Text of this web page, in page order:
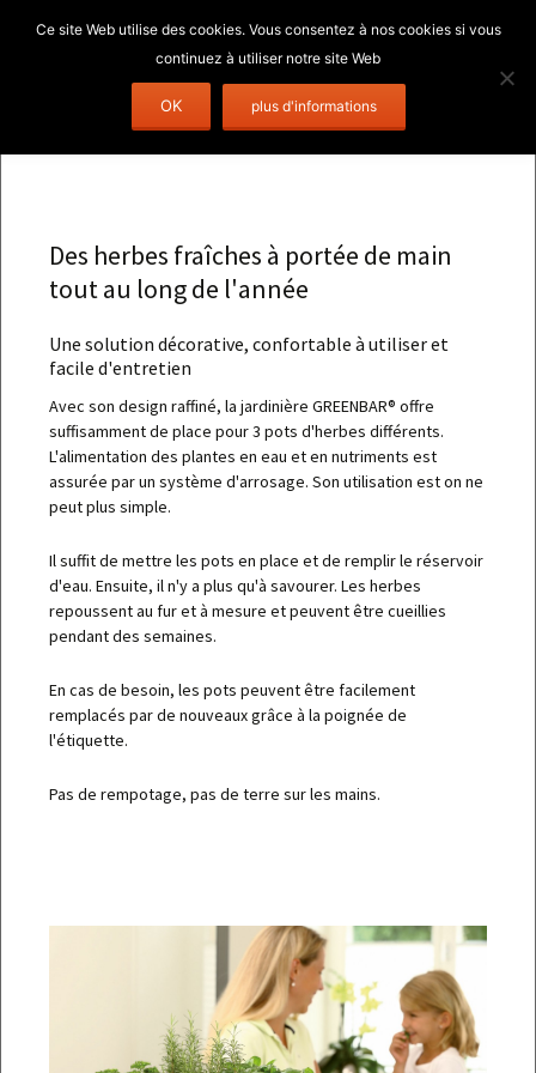
contenu
Des herbes fraîches à portée de main
tout au long de l'année
Une solution décorative, confortable à utiliser et
facile d'entretien
Avec son design raffiné, la jardinière GREENBAR® offre
suffisamment de place pour 3 pots d'herbes différents.
L'alimentation des plantes en eau et en nutriments est
assurée par un système d'arrosage. Son utilisation est on ne
peut plus simple.
Il suffit de mettre les pots en place et de remplir le réservoir
d'eau. Ensuite, il n'y a plus qu'à savourer. Les herbes
repoussent au fur et à mesure et peuvent être cueillies
pendant des semaines.
En cas de besoin, les pots peuvent être facilement
remplacés par de nouveaux grâce à la poignée de
l'étiquette.
Pas de rempotage, pas de terre sur les mains.
OK